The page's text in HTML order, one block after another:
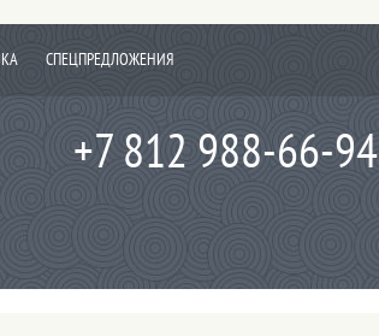
СПЕЦПРЕДЛОЖЕНИЯ
+7 812 988-66-94